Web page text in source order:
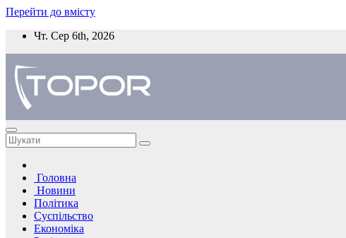
Перейти до вмісту
Чт. Сер 6th, 2026
Головна
Новини
Політика
Суспільство
Економіка